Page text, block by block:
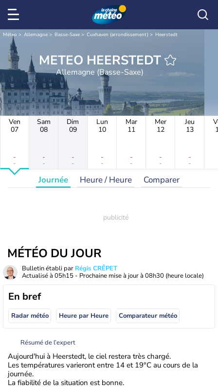
Météo Allemagne Basse-Saxe Cuxhaven (arrondissement) Heerstedt
METEO HEERSTEDT
Allemagne (Basse-Saxe)
Ven
07
-
-
Sam
08
-
-
Dim
09
-
-
Lun
10
-
-
Mar
11
-
-
Mer
12
-
-
Jeu
13
-
-
Journée Heure / Heure Comparer
MÉTÉO DU JOUR
Bulletin établi par Régis CRÊPET
Actualisé à 05h15 - Prochaine mise à jour à 08h30 (heure locale)
En bref
Radar météo Heure par Heure Comparateur météo
Résumé de l’expert
Aujourd'hui à Heerstedt, le ciel restera très chargé.
Les températures varieront entre 14 et 19°C au cours de la
journée.
La fiabilité de la situation est bonne.